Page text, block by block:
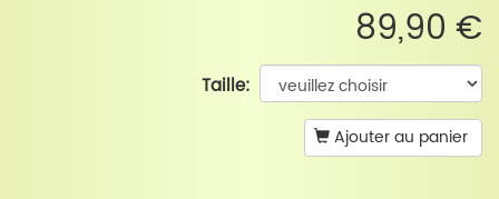
89,90 €
Taille:
Ajouter au panier